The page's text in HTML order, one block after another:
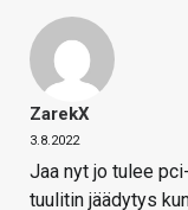
ZarekX
3.8.2022
Jaa nyt jo tulee
tuulitin jäädytys